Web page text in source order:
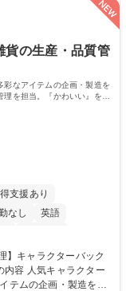
度の取得実績 ■1ヶ月
格 学
貨の生産・品質管
彩なアイテムの企画・製造を
を担当。『かわいい』を届
支援あり
なし
英語
国語 土日祝休み
テムの企画・製造を手